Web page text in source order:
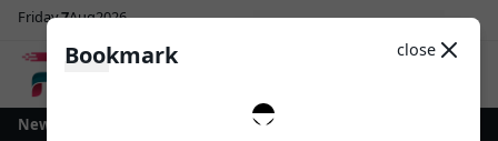
Friday7Aug2026
Light
News Gelontorkan Rp1 Miliar untuk Revitalisasi Alun-Alun Paloko
Bookmark close